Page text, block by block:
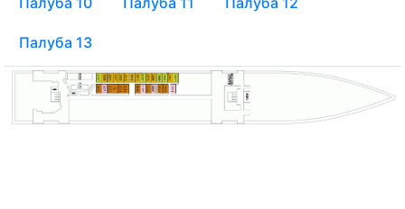
Палуба 13